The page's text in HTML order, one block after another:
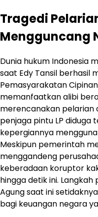
Tragedi
Mengguncang
Dunia hukum Indonesia
saat Edy Tansil berhasil
Pemasyarakatan
memanfaatkan alibi
merencanakan pelarian
penjaga pintu LP
kepergiannya
Meskipun pemerintah
menggandeng
keberadaan koruptor
hingga detik ini.
Agung saat ini
bagi keuangan negara